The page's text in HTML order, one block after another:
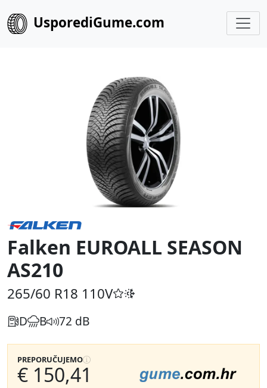
UsporediGume.com
Falken EUROALL SEASON
AS210
265/60 R18 110V
D B 72 dB
PREPORUČUJEMO
€ 150,41